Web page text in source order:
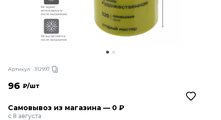
Артикул: 312997
96 ₽/шт
Самовывоз из магазина — 0 ₽
с 8 августа